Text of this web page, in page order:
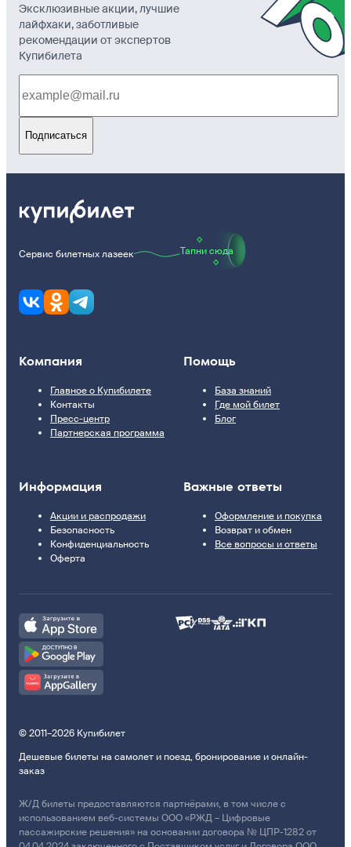
Эксклюзивные акции, лучшие
лайфхаки, заботливые
рекомендации от экспертов
Купибилета
Подписаться
Сервис билетных лазеек Тапни сюда
Компания
Главное о Купибилете
Контакты
Пресс-центр
Партнерская программа
Помощь
База знаний
Где мой билет
Блог
Информация
Акции и распродажи
Безопасность
Конфиденциальность
Оферта
Важные ответы
Оформление и покупка
Возврат и обмен
Все вопросы и ответы
© 2011–2026 Купибилет
Дешевые билеты на самолет и поезд, бронирование и онлайн-
заказ
Ж/Д билеты предоставляются партнёрами, в том числе с
использованием веб-системы ООО «РЖД – Цифровые
пассажирские решения» на основании договора № ЦПР-1282 от